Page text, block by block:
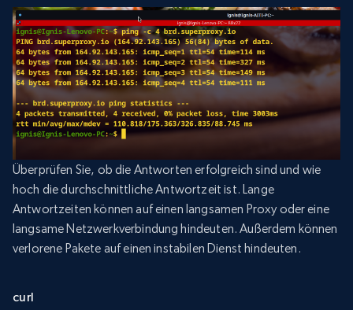
Überprüfen Sie, ob die Antworten erfolgreich sind und wie
hoch die durchschnittliche Antwortzeit ist. Lange
Antwortzeiten können auf einen langsamen Proxy oder eine
langsame Netzwerkverbindung hindeuten. Außerdem können
verlorene Pakete auf einen instabilen Dienst hindeuten.
curl